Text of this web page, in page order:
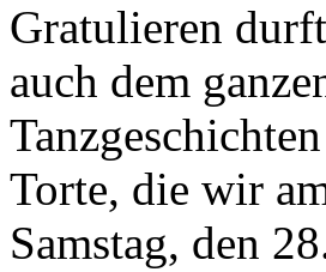
Gratulieren
auch dem
Torte, die wir
Samstag, den